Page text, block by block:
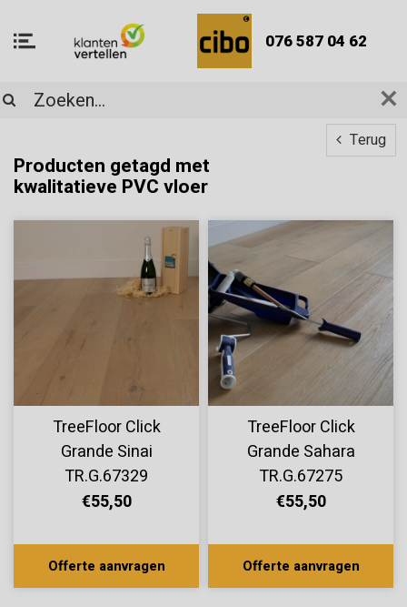
076 587 04 62
Terug
Producten getagd met
kwalitatieve PVC vloer
TreeFloor Click
Grande Sinai
TR.G.67329
€55,50
Offerte aanvragen
TreeFloor Click
Grande Sahara
TR.G.67275
€55,50
Offerte aanvragen